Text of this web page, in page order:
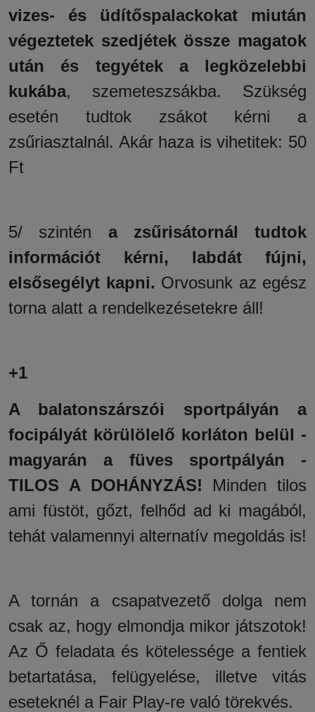
vizes- és üdítőspalackokat miután
végeztetek szedjétek össze magatok
után és tegyétek a legközelebbi
kukába, szemeteszsákba. Szükség
esetén tudtok zsákot kérni a
zsűriasztalnál. Akár haza is vihetitek: 50
Ft
5/ szintén a zsűrisátornál tudtok
információt kérni, labdát fújni,
elsősegélyt kapni. Orvosunk az egész
torna alatt a rendelkezésetekre áll!
+1
A balatonszárszói sportpályán a
focipályát körülölelő korláton belül -
magyarán a füves sportpályán -
TILOS A DOHÁNYZÁS! Minden tilos
ami füstöt, gőzt, felhőd ad ki magából,
tehát valamennyi alternatív megoldás is!
A tornán a csapatvezető dolga nem
csak az, hogy elmondja mikor játszotok!
Az Ő feladata és kötelessége a fentiek
betartatása, felügyelése, illetve vitás
eseteknél a Fair Play-re való törekvés.